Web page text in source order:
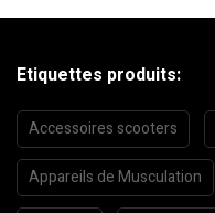
Etiquettes produits:
Accessoires scooters
Appareils de Musculation